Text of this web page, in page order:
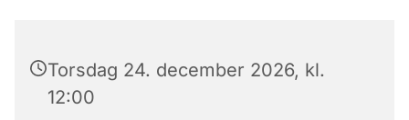
Torsdag 24. december 2026, kl.
12:00